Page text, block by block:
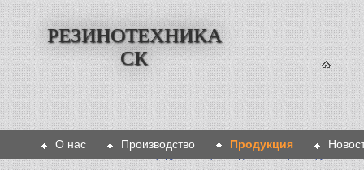
РЕЗИНОТЕХНИКА
СК
О нас Производство Продукция